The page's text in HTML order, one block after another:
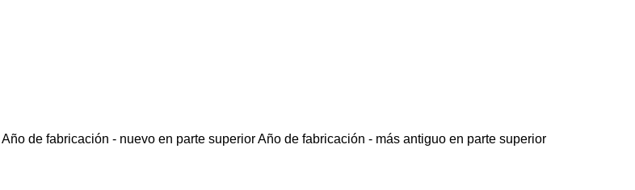
Año de fabricación - nuevo en parte superiorAño de fabricación - más antiguo en parte superior